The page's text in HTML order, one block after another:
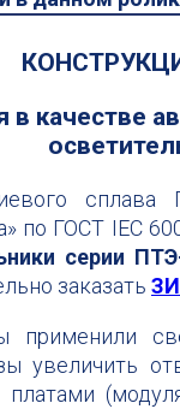
качестве
сплава
по ГОСТ IEC
серии
заказать
увеличить